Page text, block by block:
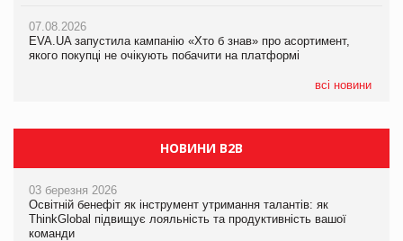
07.08.2026
EVA.UA запустила кампанію «Хто б знав» про асортимент,
якого покупці не очікують побачити на платформі
всі новини
05.08.2026
Мережа супермаркетів VARUS купує мережу магазинів
НОВИНИ B2B
03 березня 2026
Освітній бенефіт як інструмент утримання талантів: як
ThinkGlobal підвищує лояльність та продуктивність вашої
команди